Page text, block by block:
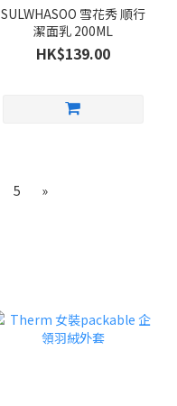
SULWHASOO 雪花秀 順行
潔面乳 200ML
HK$139.00
5 »